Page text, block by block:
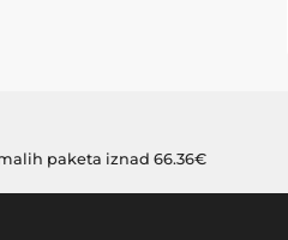
paketa iznad 66.36€